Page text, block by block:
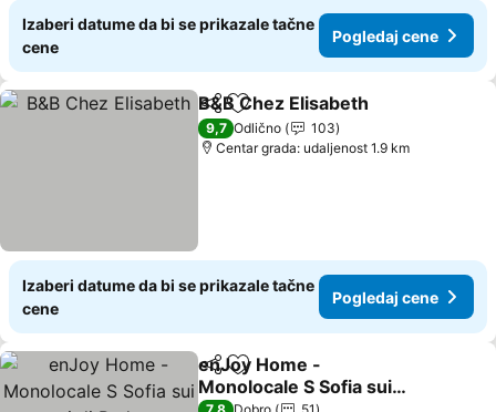
Izaberi datume da bi se prikazale tačne
cene
Pogledaj cene
Deli Dodati u favorite
B&B Chez Elisabeth
9,7 Odlično
103
Centar grada: udaljenost 1.9 km
Izaberi datume da bi se prikazale tačne
cene
Pogledaj cene
Deli Dodati u favorite
enJoy Home -
Monolocale S Sofia sui